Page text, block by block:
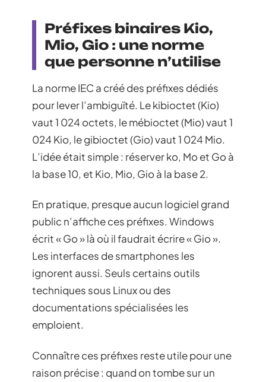
Préfixes binaires Kio,
Mio, Gio : une norme
que personne n’utilise
La norme IEC a créé des préfixes dédiés
pour lever l’ambiguïté. Le kibioctet (Kio)
vaut 1 024 octets, le mébioctet (Mio) vaut 1
024 Kio, le gibioctet (Gio) vaut 1 024 Mio.
L’idée était simple : réserver ko, Mo et Go à
la base 10, et Kio, Mio, Gio à la base 2.
En pratique, presque aucun logiciel grand
public n’affiche ces préfixes. Windows
écrit « Go » là où il faudrait écrire « Gio ».
Les interfaces de smartphones les
ignorent aussi. Seuls certains outils
techniques sous Linux ou des
documentations spécialisées les
emploient.
Connaître ces préfixes reste utile pour une
raison précise : quand on tombe sur un